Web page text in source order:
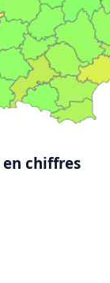
en chiffres